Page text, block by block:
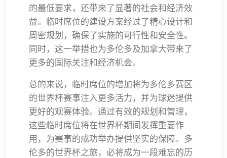
的最低要求，还带来了显著的社会和经济效
益。临时席位的建设方案经过了精心设计和
周密规划，确保了实施的可行性和安全性。
同时，这一举措也为多伦多及加拿大带来了
更多的国际关注和经济机会。
总的来说，临时席位的增加将为多伦多赛区
的世界杯赛事注入更多活力，并为球迷提供
更好的观赛体验。通过有效的规划和管理，
这些临时席位将在世界杯期间发挥重要作
用，为赛事的成功举办提供坚实的保障。多
伦多的世界杯之旅，必将成为一段难忘的历